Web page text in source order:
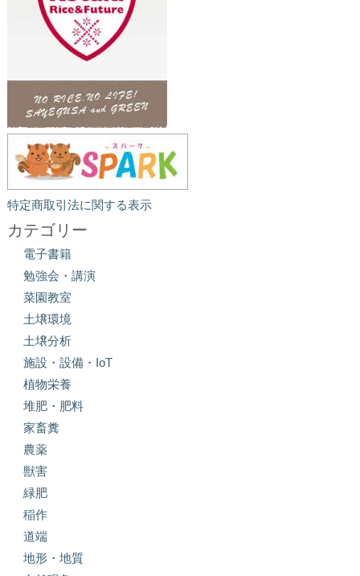
特定商取引法に関する表示
カテゴリー
電子書籍
勉強会・講演
菜園教室
土壌環境
土壌分析
施設・設備・IoT
植物栄養
堆肥・肥料
家畜糞
農薬
獣害
緑肥
稲作
道端
地形・地質